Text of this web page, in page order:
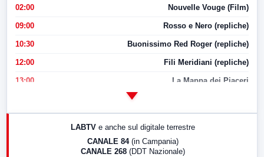
02:00 Nouvelle Vouge (Film)
09:00 Rosso e Nero (repliche)
10:30 Buonissimo Red Roger (repliche)
12:00 Fili Meridiani (repliche)
13:00 La Mappa dei Piaceri
LABTV e anche sul digitale terrestre
CANALE 84 (in Campania)
CANALE 268 (DDT Nazionale)